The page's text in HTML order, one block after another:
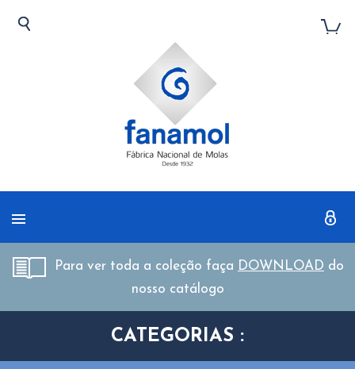
Para ver toda a coleção faça DOWNLOAD do
nosso catálogo
CATEGORIAS :